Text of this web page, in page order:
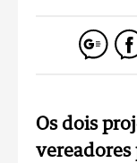
Os dois
vereadores